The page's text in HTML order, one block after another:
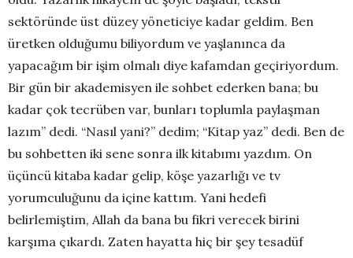
sektöründe üst düzey yöneticiye kadar geldim. Ben
üretken olduğumu biliyordum ve yaşlanınca da
yapacağım bir işim olmalı diye kafamdan geçiriyordum.
Bir gün bir akademisyen ile sohbet ederken bana; bu
kadar çok tecrüben var, bunları toplumla paylaşman
lazım” dedi. “Nasıl yani?” dedim; “Kitap yaz” dedi. Ben de
bu sohbetten iki sene sonra ilk kitabımı yazdım. On
üçüncü kitaba kadar gelip, köşe yazarlığı ve tv
yorumculuğunu da içine kattım. Yani hedefi
belirlemiştim, Allah da bana bu fikri verecek birini
karşıma çıkardı. Zaten hayatta hiç bir şey tesadüf